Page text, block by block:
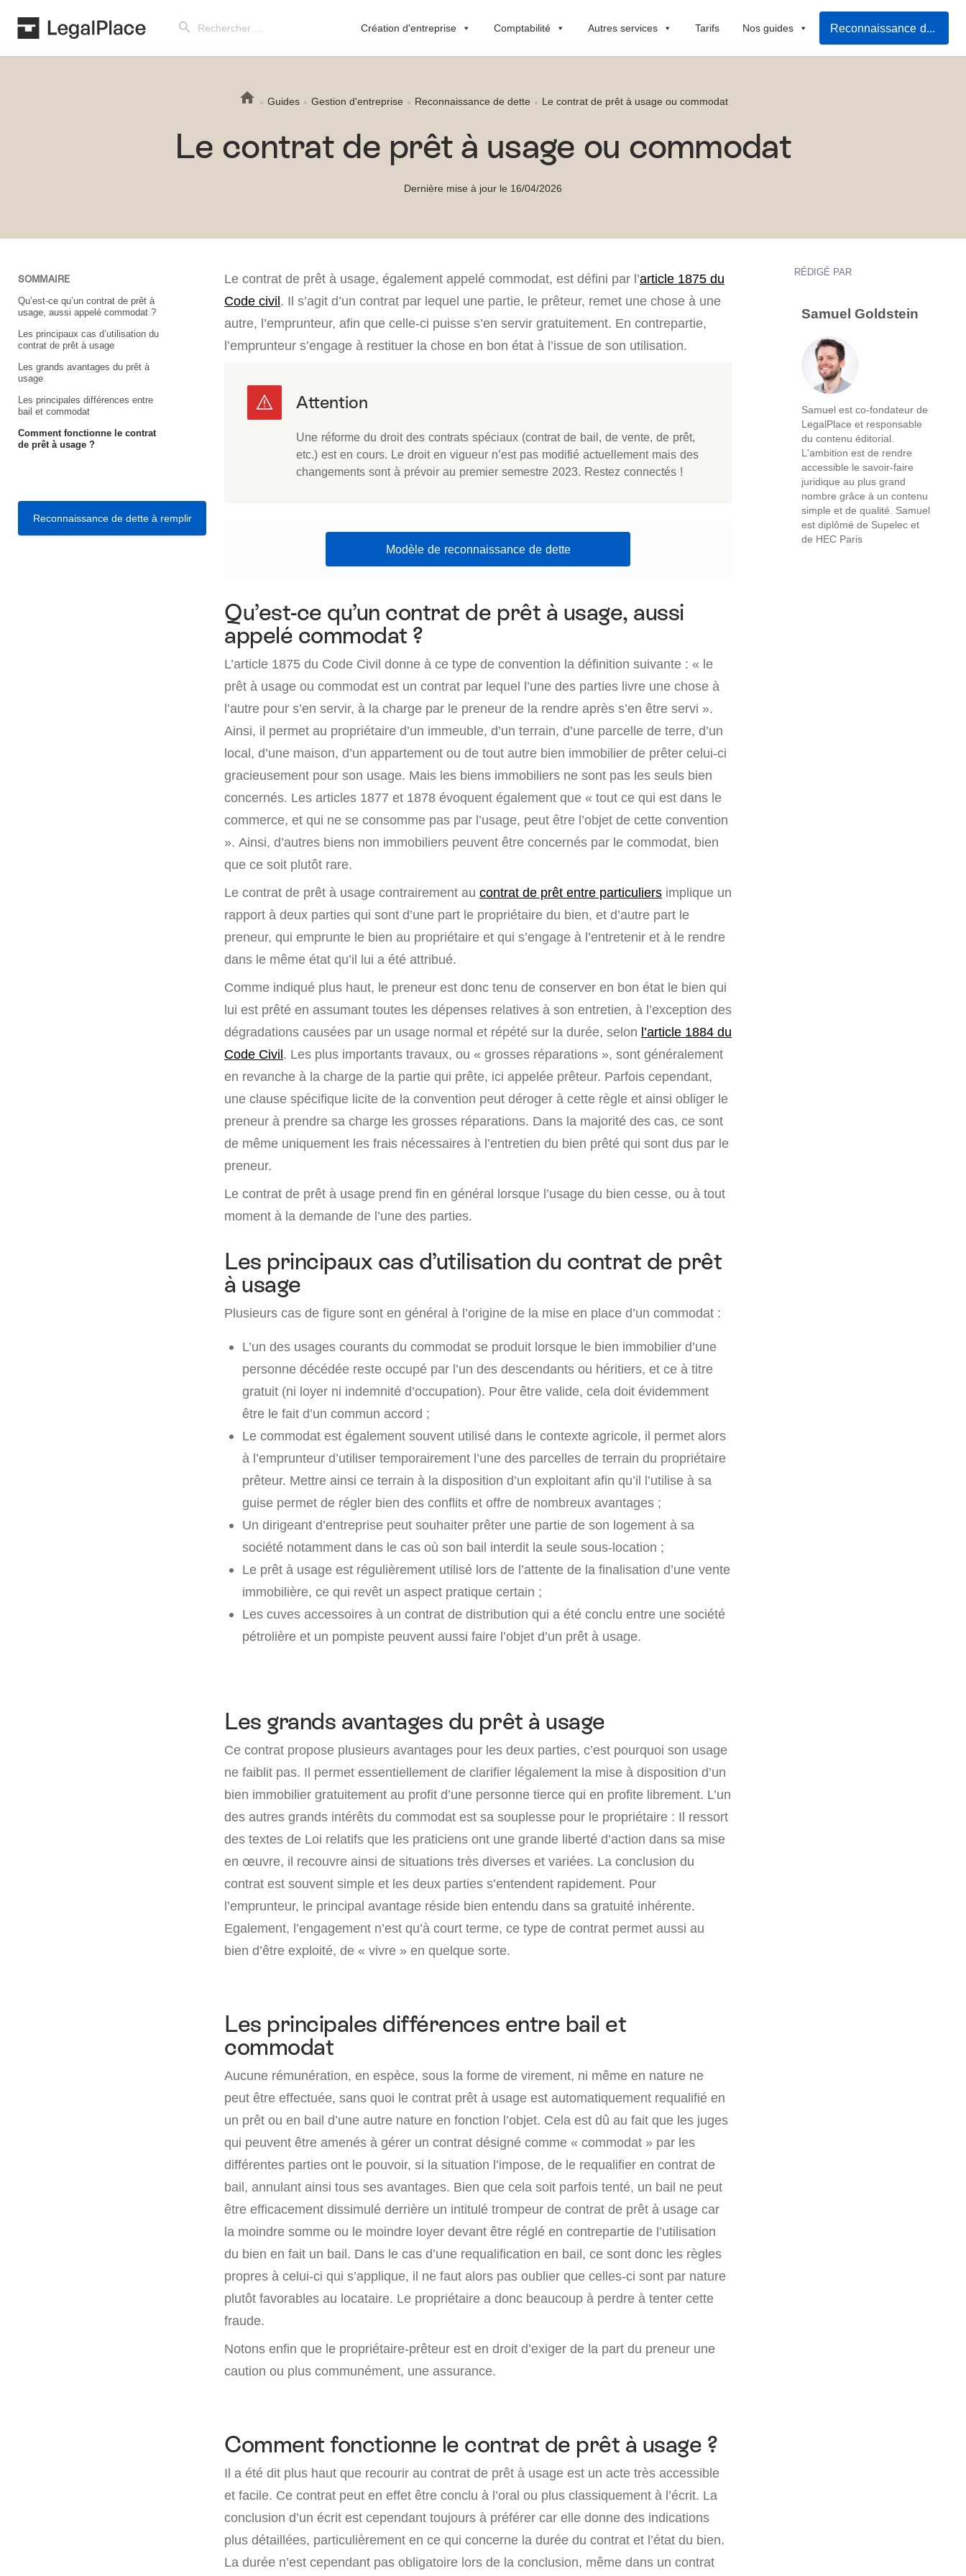
for:
Création d'entreprise Comptabilité Autres services Tarifs Nos guides Reconnaissance de dette à remplir
Guides Gestion d'entreprise Reconnaissance de dette Le contrat de prêt à usage ou commodat
Le contrat de prêt à usage ou commodat
Dernière mise à jour le 16/04/2026
SOMMAIRE
Qu’est-ce qu’un contrat de prêt à
usage, aussi appelé commodat ?
Les principaux cas d’utilisation du
contrat de prêt à usage
Les grands avantages du prêt à
usage
Les principales différences entre
bail et commodat
Comment fonctionne le contrat
de prêt à usage ?
Reconnaissance de dette à remplir
Le contrat de prêt à usage, également appelé commodat, est défini par l’article 1875 du
Code civil. Il s’agit d’un contrat par lequel une partie, le prêteur, remet une chose à une
autre, l’emprunteur, afin que celle-ci puisse s’en servir gratuitement. En contrepartie,
l’emprunteur s’engage à restituer la chose en bon état à l’issue de son utilisation.
Une réforme du droit des contrats spéciaux (contrat de bail, de vente, de prêt,
etc.) est en cours. Le droit en vigueur n’est pas modifié actuellement mais des
changements sont à prévoir au premier semestre 2023. Restez connectés !
Modèle de reconnaissance de dette
Qu’est-ce qu’un contrat de prêt à usage, aussi
appelé commodat ?
L’article 1875 du Code Civil donne à ce type de convention la définition suivante : « le
prêt à usage ou commodat est un contrat par lequel l’une des parties livre une chose à
l’autre pour s’en servir, à la charge par le preneur de la rendre après s’en être servi ».
Ainsi, il permet au propriétaire d’un immeuble, d’un terrain, d’une parcelle de terre, d’un
local, d’une maison, d’un appartement ou de tout autre bien immobilier de prêter celui-ci
gracieusement pour son usage. Mais les biens immobiliers ne sont pas les seuls bien
concernés. Les articles 1877 et 1878 évoquent également que « tout ce qui est dans le
commerce, et qui ne se consomme pas par l’usage, peut être l’objet de cette convention
». Ainsi, d’autres biens non immobiliers peuvent être concernés par le commodat, bien
que ce soit plutôt rare.
Le contrat de prêt à usage contrairement au contrat de prêt entre particuliers implique un
rapport à deux parties qui sont d’une part le propriétaire du bien, et d’autre part le
preneur, qui emprunte le bien au propriétaire et qui s’engage à l’entretenir et à le rendre
dans le même état qu’il lui a été attribué.
Comme indiqué plus haut, le preneur est donc tenu de conserver en bon état le bien qui
lui est prêté en assumant toutes les dépenses relatives à son entretien, à l’exception des
dégradations causées par un usage normal et répété sur la durée, selon l’article 1884 du
Code Civil. Les plus importants travaux, ou « grosses réparations », sont généralement
en revanche à la charge de la partie qui prête, ici appelée prêteur. Parfois cependant,
une clause spécifique licite de la convention peut déroger à cette règle et ainsi obliger le
preneur à prendre sa charge les grosses réparations. Dans la majorité des cas, ce sont
de même uniquement les frais nécessaires à l’entretien du bien prêté qui sont dus par le
preneur.
Le contrat de prêt à usage prend fin en général lorsque l’usage du bien cesse, ou à tout
moment à la demande de l’une des parties.
Les principaux cas d’utilisation du contrat de prêt
à usage
Plusieurs cas de figure sont en général à l’origine de la mise en place d’un commodat :
L’un des usages courants du commodat se produit lorsque le bien immobilier d’une
personne décédée reste occupé par l’un des descendants ou héritiers, et ce à titre
gratuit (ni loyer ni indemnité d’occupation). Pour être valide, cela doit évidemment
être le fait d’un commun accord ;
Le commodat est également souvent utilisé dans le contexte agricole, il permet alors
à l’emprunteur d’utiliser temporairement l’une des parcelles de terrain du propriétaire
prêteur. Mettre ainsi ce terrain à la disposition d’un exploitant afin qu’il l’utilise à sa
guise permet de régler bien des conflits et offre de nombreux avantages ;
Un dirigeant d’entreprise peut souhaiter prêter une partie de son logement à sa
société notamment dans le cas où son bail interdit la seule sous-location ;
Le prêt à usage est régulièrement utilisé lors de l’attente de la finalisation d’une vente
immobilière, ce qui revêt un aspect pratique certain ;
Les cuves accessoires à un contrat de distribution qui a été conclu entre une société
pétrolière et un pompiste peuvent aussi faire l’objet d’un prêt à usage.
Les grands avantages du prêt à usage
Ce contrat propose plusieurs avantages pour les deux parties, c’est pourquoi son usage
ne faiblit pas. Il permet essentiellement de clarifier légalement la mise à disposition d’un
bien immobilier gratuitement au profit d’une personne tierce qui en profite librement. L’un
des autres grands intérêts du commodat est sa souplesse pour le propriétaire : Il ressort
des textes de Loi relatifs que les praticiens ont une grande liberté d’action dans sa mise
en œuvre, il recouvre ainsi de situations très diverses et variées. La conclusion du
contrat est souvent simple et les deux parties s’entendent rapidement. Pour
l’emprunteur, le principal avantage réside bien entendu dans sa gratuité inhérente.
Egalement, l’engagement n’est qu’à court terme, ce type de contrat permet aussi au
bien d’être exploité, de « vivre » en quelque sorte.
Les principales différences entre bail et
commodat
Aucune rémunération, en espèce, sous la forme de virement, ni même en nature ne
peut être effectuée, sans quoi le contrat prêt à usage est automatiquement requalifié en
un prêt ou en bail d’une autre nature en fonction l’objet. Cela est dû au fait que les juges
qui peuvent être amenés à gérer un contrat désigné comme « commodat » par les
différentes parties ont le pouvoir, si la situation l’impose, de le requalifier en contrat de
bail, annulant ainsi tous ses avantages. Bien que cela soit parfois tenté, un bail ne peut
être efficacement dissimulé derrière un intitulé trompeur de contrat de prêt à usage car
la moindre somme ou le moindre loyer devant être réglé en contrepartie de l’utilisation
du bien en fait un bail. Dans le cas d’une requalification en bail, ce sont donc les règles
propres à celui-ci qui s’applique, il ne faut alors pas oublier que celles-ci sont par nature
plutôt favorables au locataire. Le propriétaire a donc beaucoup à perdre à tenter cette
fraude.
Notons enfin que le propriétaire-prêteur est en droit d’exiger de la part du preneur une
caution ou plus communément, une assurance.
Comment fonctionne le contrat de prêt à usage ?
Il a été dit plus haut que recourir au contrat de prêt à usage est un acte très accessible
et facile. Ce contrat peut en effet être conclu à l’oral ou plus classiquement à l’écrit. La
conclusion d’un écrit est cependant toujours à préférer car elle donne des indications
plus détaillées, particulièrement en ce qui concerne la durée du contrat et l’état du bien.
La durée n’est cependant pas obligatoire lors de la conclusion, même dans un contrat
RÉDIGÉ PAR
Samuel Goldstein
Samuel est co-fondateur de
LegalPlace et responsable
du contenu éditorial.
L'ambition est de rendre
accessible le savoir-faire
juridique au plus grand
nombre grâce à un contenu
simple et de qualité. Samuel
est diplômé de Supelec et
de HEC Paris